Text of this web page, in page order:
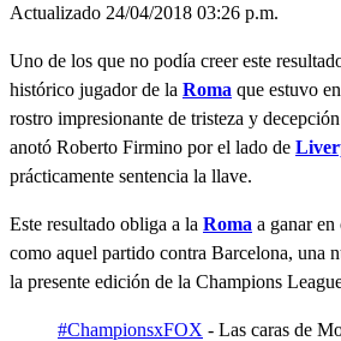
Actualizado 24/04/2018 03:26 p.m.
Uno de los que no podía creer este
histórico jugador de la Roma que estuvo
rostro impresionante de tristeza y
anotó Roberto Firmino por el lado de
prácticamente sentencia la llave.
Este resultado obliga a la Roma a ganar en
como aquel partido contra Barcelona, una
la presente edición de la Champions
#ChampionsxFOX - Las caras de